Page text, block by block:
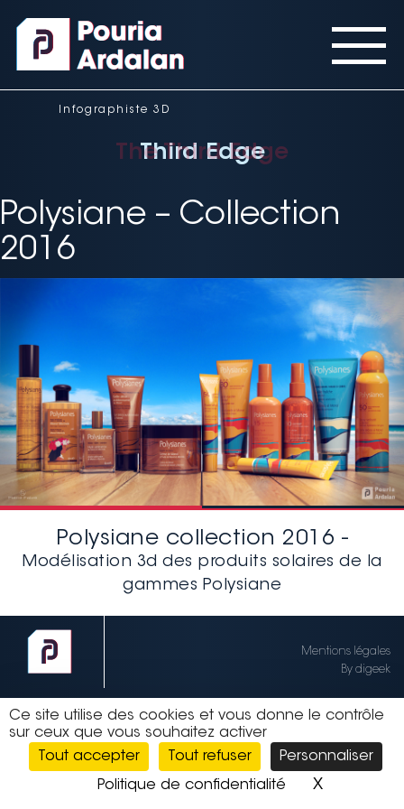
Ce site utilise des cookies et vous donne le contrôle
sur ceux que vous souhaitez activer
Tout accepter
Tout refuser
Personnaliser
Politique de confidentialité
XMasquer
Infographiste 3D
Third Edge
Third Edge
The Third Edge
Polysiane – Collection
2016
Polysiane collection 2016 -
Modélisation 3d des produits solaires de la
gammes Polysiane
Mentions légales
By digeek